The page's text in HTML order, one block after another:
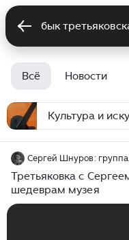
Всё Новости
Культура и
Сергей Шнуров:
Третьяковка с
шедеврам музея